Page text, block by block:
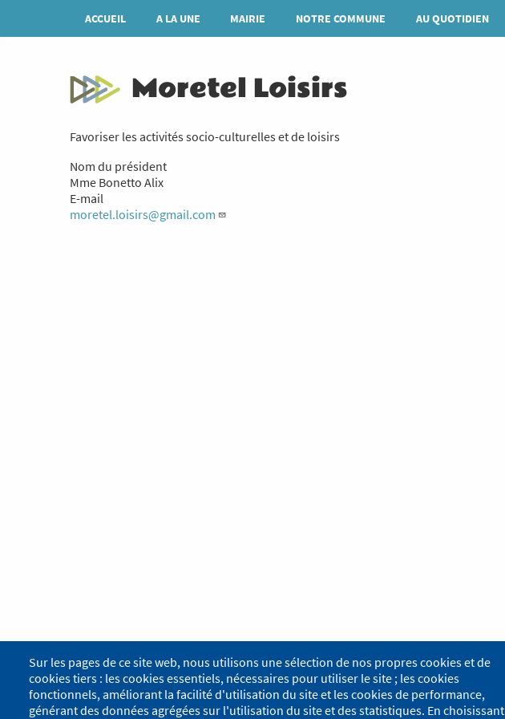
contenu
Navigation
principale
ACCUEIL A LA UNE MAIRIE NOTRE COMMUNE AU QUOTIDIEN
Moretel Loisirs
Favoriser les activités socio-culturelles et de loisirs
Nom du président
Mme Bonetto Alix
E-mail
moretel.loisirs@gmail.com
Sur les pages de ce site web, nous utilisons une sélection de nos propres cookies et de
cookies tiers : les cookies essentiels, nécessaires pour utiliser le site ; les cookies
fonctionnels, améliorant la facilité d'utilisation du site et les cookies de performance,
générant des données agrégées sur l'utilisation du site et des statistiques. En choisissant